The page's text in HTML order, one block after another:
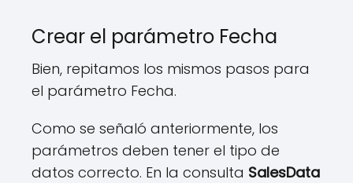
Crear el parámetro Fecha
Bien, repitamos los mismos pasos para
el parámetro Fecha.
Como se señaló anteriormente, los
parámetros deben tener el tipo de
datos correcto. En la consulta SalesData